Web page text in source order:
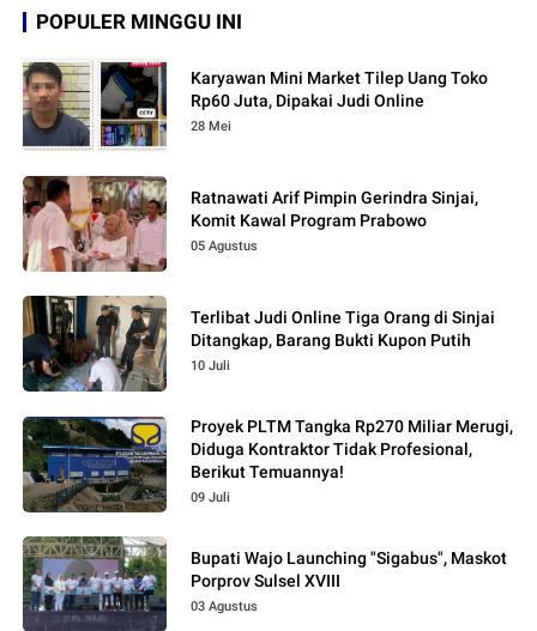
POPULER MINGGU INI
Karyawan Mini Market Tilep Uang Toko
Rp60 Juta, Dipakai Judi Online
28 Mei
Ratnawati Arif Pimpin Gerindra Sinjai,
Komit Kawal Program Prabowo
05 Agustus
Terlibat Judi Online Tiga Orang di Sinjai
Ditangkap, Barang Bukti Kupon Putih
10 Juli
Proyek PLTM Tangka Rp270 Miliar Merugi,
Diduga Kontraktor Tidak Profesional,
Berikut Temuannya!
09 Juli
Bupati Wajo Launching "Sigabus", Maskot
Porprov Sulsel XVIII
03 Agustus